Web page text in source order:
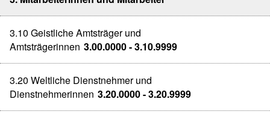
3.10 Geistliche Amtsträger und
Amtsträgerinnen 3.00.0000 - 3.10.9999
3.20 Weltliche Dienstnehmer und
Dienstnehmerinnen 3.20.0000 - 3.20.9999